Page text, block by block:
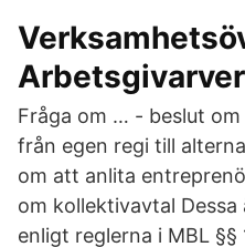
Fråga om … - beslut
från egen regi till
om att anlita
om kollektivavtal
enligt reglerna i MBL §§